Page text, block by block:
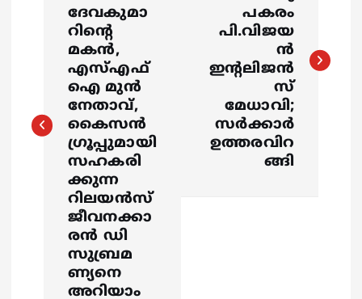
a
ദേവകുമാ
റിന്റെ
മകന്‍,
എസ്എഫ്‌
ഐ മുന്‍
നേതാവ്,
കൈസന്‍
ഗ്രൂപ്പുമായി
സഹകരി
ക്കുന്ന
റിലയന്‍സ്
ജീവനക്കാ
രന്‍ ഡി
സുബ്രമ
ണ്യനെ
അറിയാം
പകരം
പി.വിജയ
ൻ
ഇന്റലിജൻ
സ്
മേധാവി;
സർക്കാർ
ഉത്തരവിറ
ങ്ങി